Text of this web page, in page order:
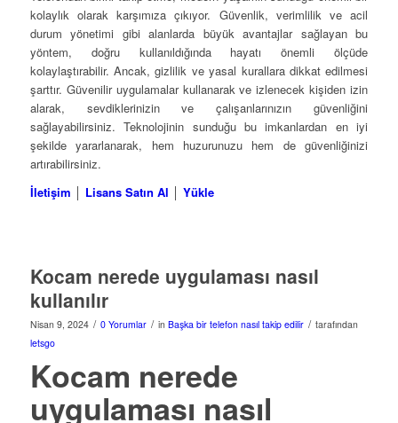
kolaylık olarak karşımıza çıkıyor. Güvenlik, verimlilik ve acil
durum yönetimi gibi alanlarda büyük avantajlar sağlayan bu
yöntem, doğru kullanıldığında hayatı önemli ölçüde
kolaylaştırabilir. Ancak, gizlilik ve yasal kurallara dikkat edilmesi
şarttır. Güvenilir uygulamalar kullanarak ve izlenecek kişiden izin
alarak, sevdiklerinizin ve çalışanlarınızın güvenliğini
sağlayabilirsiniz. Teknolojinin sunduğu bu imkanlardan en iyi
şekilde yararlanarak, hem huzurunuzu hem de güvenliğinizi
artırabilirsiniz.
İletişim
Lisans Satın Al Yükle
Kocam nerede uygulaması nasıl
kullanılır
Nisan 9, 2024 / 0 Yorumlar / in Başka bir telefon nasıl takip edilir / tarafından
letsgo
Kocam nerede
uygulaması nasıl